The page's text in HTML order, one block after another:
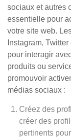
sociaux et autres
essentielle pour
votre site web.
Instagram,
pour interagir
produits ou
promouvoir
médias sociaux :
Créez des
créer des
pertinents